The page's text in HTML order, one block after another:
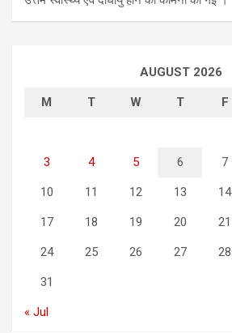
AUGUST 2026
M T W T F
3 4 5 6 7
10 11 12 13 14
17 18 19 20 21
24 25 26 27 28
31
« Jul